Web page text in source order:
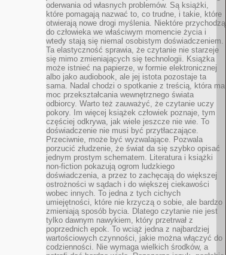
oderwania od własnych problemów. Są książki,
które pomagają nazwać to, co trudne, i takie, które
otwierają nowe drogi myślenia. Niektóre przychodzą
do człowieka we właściwym momencie życia i
wtedy stają się niemal osobistym doświadczeniem.
Ta elastyczność sprawia, że czytanie nie starzeje
się mimo zmieniających się technologii. Książka
może istnieć na papierze, w formie elektronicznej
albo jako audiobook, ale jej istota pozostaje ta
sama. Nadal chodzi o spotkanie z treścią, która ma
moc przekształcania wewnętrznego świata
odbiorcy. Warto też zauważyć, że czytanie uczy
pokory. Im więcej książek człowiek poznaje, tym
częściej odkrywa, jak wiele jeszcze nie wie. To
doświadczenie nie musi być przytłaczające.
Przeciwnie, może być wyzwalające. Pozwala
porzucić złudzenie, że świat da się szybko opisać
jednym prostym schematem. Literatura i książki
non-fiction pokazują ogrom ludzkiego
doświadczenia, a przez to zachęcają do większej
ostrożności w sądach i do większej ciekawości
wobec innych. To jedna z tych cichych
umiejętności, które nie krzyczą o sobie, ale bardzo
zmieniają sposób bycia. Dlatego czytanie nie jest
tylko dawnym nawykiem, który przetrwał z
poprzednich epok. To wciąż jedna z najbardziej
wartościowych czynności, jakie można włączyć do
codzienności. Nie wymaga wielkich środków, a